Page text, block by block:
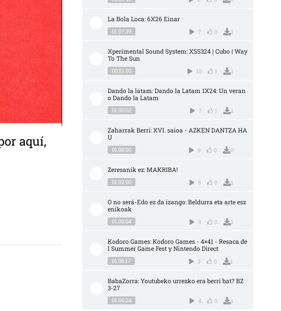
aquí,
OS APETECE APOYAR LA ESCENA Y CONOCER LOS GRUPOS QUE HAY POR AQUÍ, ESTA ES UNA
La Bola Loca: 6X26 Einar
01:07:39 7 0 1
Xperimental Sound System: XSS324 | Cubo | Way
To The Sun
00:51:00 10 1 1
Dando la latam: Dando la Latam 1X24: Un veran
o Dando la Latam
01:00:02 7 1 1
Zaharrak Berri: XVI. saioa - AZKEN DANTZA HA
U
01:08:00 9 0 0
Zeresanik ez: MAKRIBA!
01:02:00 6 0 1
O no será-Edo ez da izango: Beldurra eta arte esz
enikoak
01:00:04 3 0 1
Kodoro Games: Kodoro Games - 4×41 - Resaca de
l Summer Game Fest y Nintendo Direct
01:06:17 3 0 1
BabaZorra: Youtubeko urrezko era berri bat? BZ
3-27
01:06:24 4 0 1